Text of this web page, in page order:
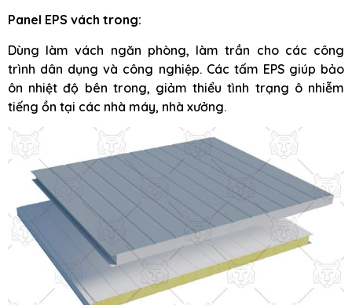
Panel EPS vách trong:
Dùng làm vách ngăn phòng, làm trần cho các công
trình dân dụng và công nghiệp. Các tấm EPS giúp bảo
ôn nhiệt độ bên trong, giảm thiểu tình trạng ô nhiễm
tiếng ồn tại các nhà máy, nhà xưởng.